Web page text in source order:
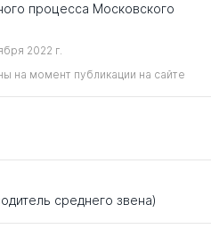
процесса Московского
2022 г.
на момент публикации на сайте
среднего звена)